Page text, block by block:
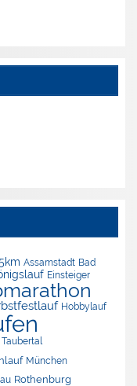
Assamstadt Bad
Einsteiger
Hobbylauf
München
Rothenburg